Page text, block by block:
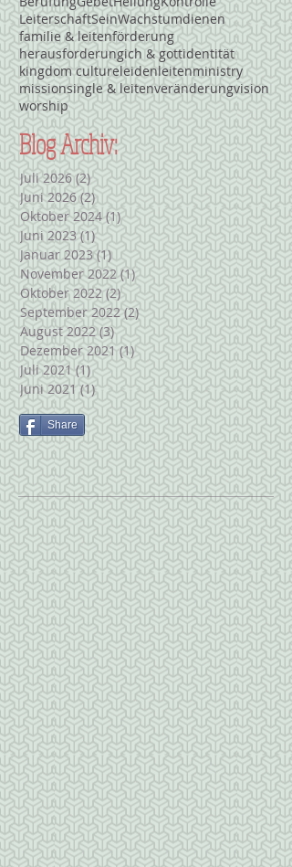
LeiterschaftSeinWachstumdienen
familie & leitenförderung
herausforderungich & gottidentität
kingdom cultureleidenleitenministry
missionsingle & leitenveränderungvision
worship
Blog Archiv:
Juli 2026 (2)2 Beiträge
Juni 2026 (2)2 Beiträge
Oktober 2024 (1)1 Beitrag
Juni 2023 (1)1 Beitrag
Januar 2023 (1)1 Beitrag
November 2022 (1)1 Beitrag
Oktober 2022 (2)2 Beiträge
September 2022 (2)2 Beiträge
August 2022 (3)3 Beiträge
Dezember 2021 (1)1 Beitrag
Juli 2021 (1)1 Beitrag
Juni 2021 (1)1 Beitrag
Share